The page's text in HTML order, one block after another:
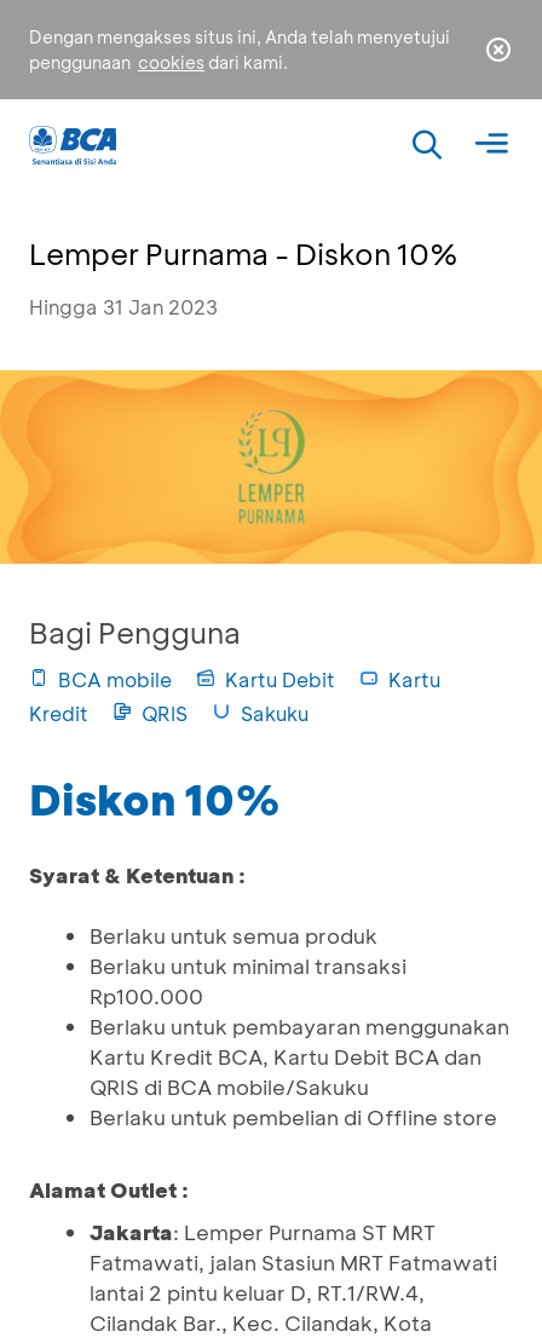
Dengan mengakses situs ini, Anda telah menyetujui
penggunaan cookies dari kami.
Lemper Purnama - Diskon 10%
Hingga 31 Jan 2023
Bagi Pengguna
BCA mobile Kartu Debit
Kartu
Kredit
QRIS Sakuku
Diskon 10%
Syarat & Ketentuan :
Berlaku untuk semua produk
Berlaku untuk minimal transaksi
Rp100.000
Berlaku untuk pembayaran menggunakan
Kartu Kredit BCA, Kartu Debit BCA dan
QRIS di BCA mobile/Sakuku
Berlaku untuk pembelian di Offline store
Alamat Outlet :
Jakarta: Lemper Purnama ST MRT
Fatmawati, jalan Stasiun MRT Fatmawati
lantai 2 pintu keluar D, RT.1/RW.4,
Cilandak Bar., Kec. Cilandak, Kota